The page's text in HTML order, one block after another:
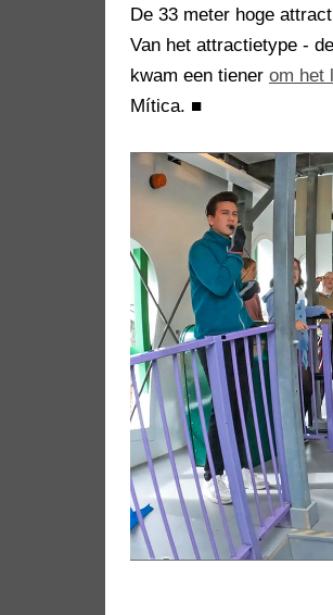
De 33 meter hoge
Van het attractietype -
kwam een tiener om het
Mítica. ■